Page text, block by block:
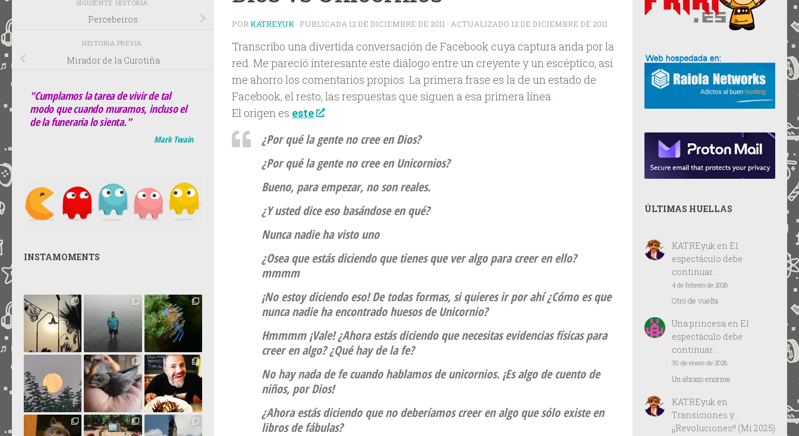
POR KATREYUK · PUBLICADA 12 DE DICIEMBRE DE 2011 · ACTUALIZADO 12 DE DICIEMBRE DE 2011
Transcribo una divertida conversación de Facebook cuya captura anda por la
red. Me pareció interesante este diálogo entre un creyente y un escéptico, así
me ahorro los comentarios propios. La primera frase es la de un estado de
Facebook, el resto, las respuestas que siguen a esa primera línea.
El origen es este .
¿Por qué la gente no cree en Dios?
¿Por qué la gente no cree en Unicornios?
Bueno, para empezar, no son reales.
¿Y usted dice eso basándose en qué?
Nunca nadie ha visto uno
¿Osea que estás diciendo que tienes que ver algo para creer en ello?
mmmm
¡No estoy diciendo eso! De todas formas, si quieres ir por ahí ¿Cómo es que
nunca nadie ha encontrado huesos de Unicornio?
Hmmmm ¡Vale! ¿Ahora estás diciendo que necesitas evidencias físicas para
creer en algo? ¿Qué hay de la fe?
No hay nada de fe cuando hablamos de unicornios. ¡Es algo de cuento de
niños, por Dios!
¿Ahora estás diciendo que no deberíamos creer en algo que sólo existe en
libros de fábulas?
SIGUIENTE HISTORIA
Percebeiros
HISTORIA PREVIA
Mirador de la Curotiña
"Cumplamos la tarea de vivir de tal
modo que cuando muramos, incluso el
de la funeraria lo sienta."
Mark Twain
INSTAMOMENTS
ÚLTIMAS HUELLAS
KATREyuk en El
espectáculo debe
continuar…
4 de febrero de 2026
Otro de vuelta
Una princesaen El
espectáculo debe
continuar…
30 de enero de 2026
Un abrazo enorme
KATREyuken
Transiciones y…
¡¡Revoluciones!! (Mi 2025)